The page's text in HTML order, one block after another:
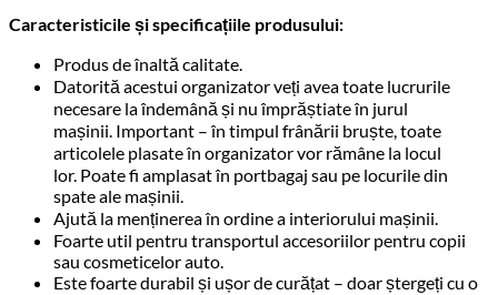
Caracteristicile și specificațiile produsului:
Produs de înaltă calitate.
Datorită acestui organizator veți avea toate lucrurile
necesare la îndemână și nu împrăștiate în jurul
mașinii. Important – în timpul frânării bruște, toate
articolele plasate în organizator vor rămâne la locul
lor. Poate fi amplasat în portbagaj sau pe locurile din
spate ale mașinii.
Ajută la menținerea în ordine a interiorului mașinii.
Foarte util pentru transportul accesoriilor pentru copii
sau cosmeticelor auto.
Este foarte durabil și ușor de curățat – doar ștergeți cu o